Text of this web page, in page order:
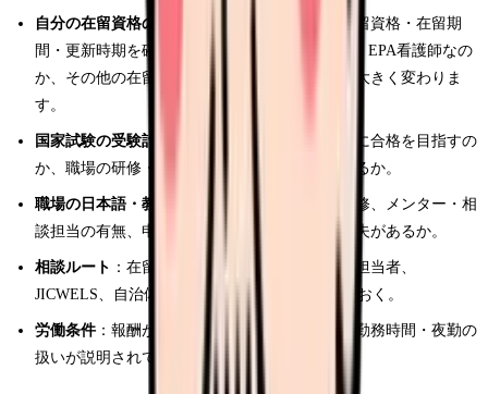
自分の在留資格の種類と期限
：在留カードで在留資格・在留期
間・更新時期を確認します。EPA候補者なのか、EPA看護師なの
か、その他の在留資格なのかで、できることが大きく変わりま
す。
国家試験の受験計画
：候補者の場合、いつまでに合格を目指すの
か、職場の研修・学習サポートはどうなっているか。
職場の日本語・教育サポート
：医療日本語の研修、メンター・相
談担当の有無、申し送り・記録の負担軽減の工夫があるか。
相談ルート ：在留・生活の相談ができる職場の担当者、
JICWELS、自治体の外国人相談窓口を把握しておく。
労働条件：報酬が日本人と同等か、契約内容・勤務時間・夜勤の
扱いが説明されているか。